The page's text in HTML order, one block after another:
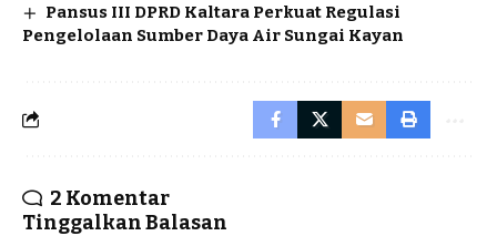
Pansus III DPRD Kaltara Perkuat Regulasi
Pengelolaan Sumber Daya Air Sungai Kayan
2 Komentar
Tinggalkan Balasan